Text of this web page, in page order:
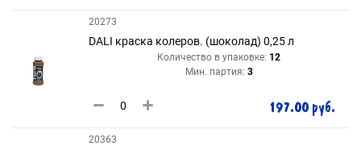
20273
DALI краска колеров. (шоколад) 0,25 л
Количество в упаковке: 12
Мин. партия: 3
197.00 руб.
20363